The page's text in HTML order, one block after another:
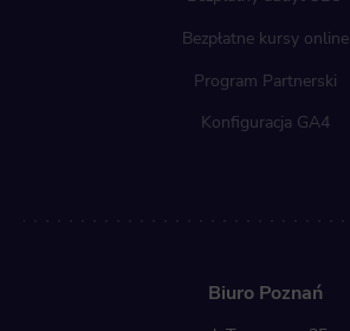
Bezpłatne kursy online
Program Partnerski
Konfiguracja GA4
Biuro Poznań